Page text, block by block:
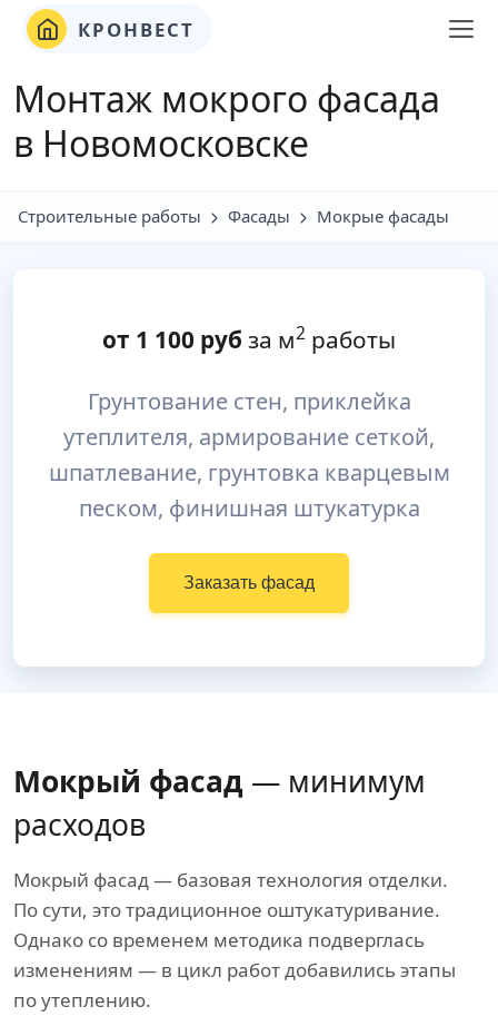
КРОНВЕСТ
Монтаж мокрого фасада
в Новомосковске
Строительные работы Фасады Мокрые фасады
от 1 100 руб за м2 работы
Грунтование стен, приклейка
утеплителя, армирование сеткой,
шпатлевание, грунтовка кварцевым
песком, финишная штукатурка
Заказать фасад
Мокрый фасад — минимум
расходов
Мокрый фасад — базовая технология отделки.
По сути, это традиционное оштукатуривание.
Однако со временем методика подверглась
изменениям — в цикл работ добавились этапы
по утеплению.